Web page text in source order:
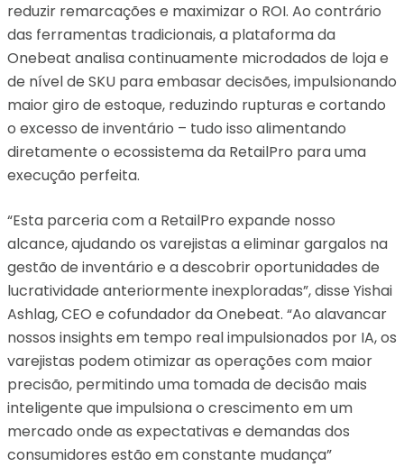
reduzir remarcações e maximizar o ROI. Ao contrário
das ferramentas tradicionais, a plataforma da
Onebeat analisa continuamente microdados de loja e
de nível de SKU para embasar decisões, impulsionando
maior giro de estoque, reduzindo rupturas e cortando
o excesso de inventário – tudo isso alimentando
diretamente o ecossistema da RetailPro para uma
execução perfeita.
“Esta parceria com a RetailPro expande nosso
alcance, ajudando os varejistas a eliminar gargalos na
gestão de inventário e a descobrir oportunidades de
lucratividade anteriormente inexploradas”, disse Yishai
Ashlag, CEO e cofundador da Onebeat. “Ao alavancar
nossos insights em tempo real impulsionados por IA, os
varejistas podem otimizar as operações com maior
precisão, permitindo uma tomada de decisão mais
inteligente que impulsiona o crescimento em um
mercado onde as expectativas e demandas dos
consumidores estão em constante mudança”